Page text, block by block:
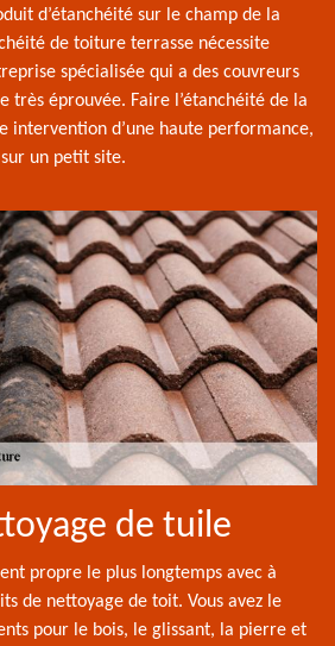
d’étanchéité sur le champ de la
de toiture terrasse nécessite
spécialisée qui a des couvreurs
très éprouvée. Faire l’étanchéité de la
intervention d’une haute performance,
un petit site.
de tuile
propre le plus longtemps avec à
de nettoyage de toit. Vous avez le
pour le bois, le glissant, la pierre et